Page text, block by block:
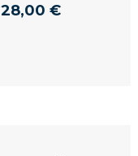
28,00 €